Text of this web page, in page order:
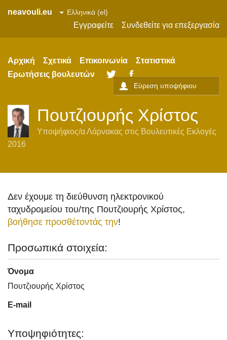
neavouli.eu
Εγγραφείτε
Συνδεθείτε για επεξεργασία
Αρχική Σχετικά Επικοινωνία
Στατιστικά
Ερωτήσεις βουλευτών
Twitter
Πουτζιουρής Χρίστος
Υποψήφιος/αΛάρνακας στις Βουλευτικές Εκλογές
2016
Δεν έχουμε τη διεύθυνση ηλεκτρονικού
ταχυδρομείου του/της Πουτζιουρής Χρίστος,
βοήθησε προσθέτοντάς την!
Προσωπικά στοιχεία:
Όνομα
Πουτζιουρής Χρίστος
E-mail
Υποψηφιότητες: